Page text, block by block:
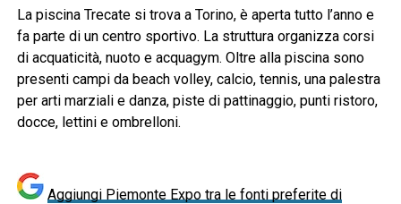
La piscina Trecate si trova a Torino, è aperta tutto l’anno e
fa parte di un centro sportivo. La struttura organizza corsi
di acquaticità, nuoto e acquagym. Oltre alla piscina sono
presenti campi da beach volley, calcio, tennis, una palestra
per arti marziali e danza, piste di pattinaggio, punti ristoro,
docce, lettini e ombrelloni.
Aggiungi Piemonte Expo tra le fonti preferite di